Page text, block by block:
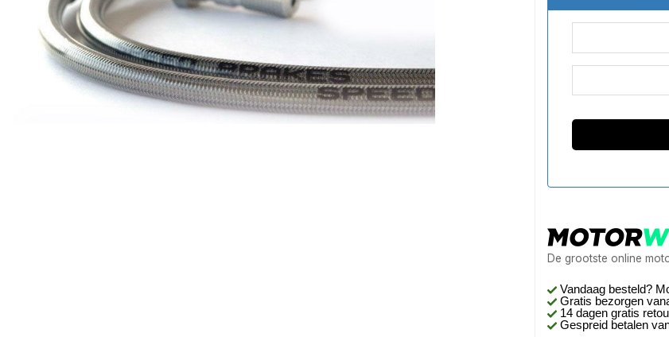
De grootste online
Vandaag besteld?
Gratis bezorgen
14 dagen gratis
Gespreid betalen